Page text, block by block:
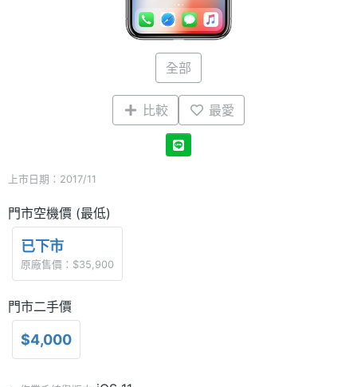
全部
比較 最愛
上市日期：2017/11
門市空機價 (最低)
已下市
原廠售價：$35,900
門市二手價
$4,000